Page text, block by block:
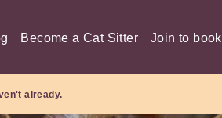
Become a Cat Sitter Join to book
already.